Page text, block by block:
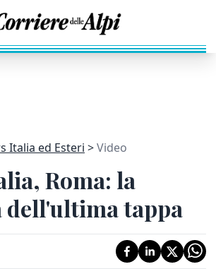
Italia ed Esteri Video
Roma: la
dell'ultima tappa